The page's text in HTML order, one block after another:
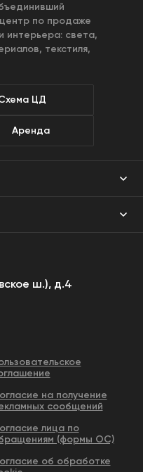
по продаже
интерьера: света,
текстиля,
ш.), д.4
ЦД
Аренда
на получение
сообщений
лица по
(формы ОС)
об обработке